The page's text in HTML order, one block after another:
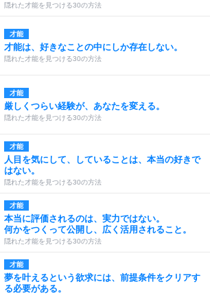
隠れた才能を見つける30の方法
才能
才能は、好きなことの中にしか存在しない。
隠れた才能を見つける30の方法
才能
厳しくつらい経験が、あなたを変える。
隠れた才能を見つける30の方法
才能
人目を気にして、していることは、本当の好きで
はない。
隠れた才能を見つける30の方法
才能
本当に評価されるのは、実力ではない。
何かをつくって公開し、広く活用されること。
隠れた才能を見つける30の方法
才能
夢を叶えるという欲求には、前提条件をクリアす
る必要がある。